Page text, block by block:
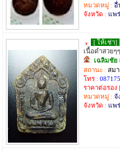
หมวดหมู่ : อื่
จังหวัด : แพร่
[ ให้เช่า]
เนื้อดำสวยๆ
: เฉลิมชัย
สถานะ : สม
โทร :
ราคาต่อรอง
หมวดหมู่ : จั
จังหวัด : แพร่